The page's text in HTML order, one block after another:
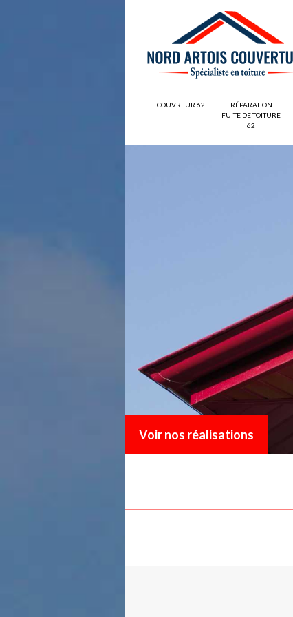
COUVREUR 62
RÉPARATION
FUITE DE TOITURE
62
Voir nos réalisations